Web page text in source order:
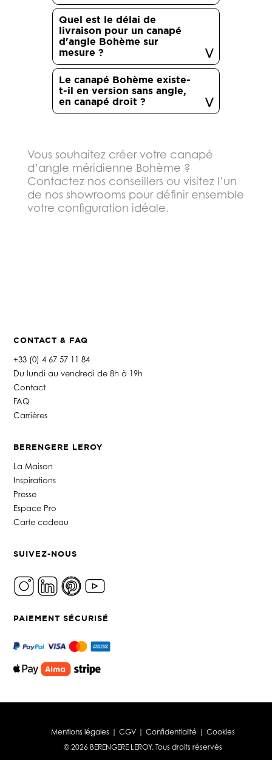
Quel est le délai de
livraison pour un canapé
d'angle Bohème sur
mesure ?
Le canapé Bohème existe-
t-il en version sans angle,
en canapé droit ?
Vous souhaitez créer votre canapé
d’angle méridienne Bohème ?
Contactez nos conseillers ou visitez l’un
de nos showrooms pour définir ensemble
votre configuration idéale.
CONTACT & FAQ
+33 (0) 4 67 57 11 84
Du lundi au vendredi de 8h à 19h
Contact
FAQ
Carrières
BERENGERE LEROY
La Maison
Inspirations
Presse
Espace Pro
Carte cadeau
SUIVEZ-NOUS
PAIEMENT SÉCURISÉ
Mentions légales | CGV | Confidentialité | Cookies
© 2026 BERENGERE LEROY. Tous droits réservés